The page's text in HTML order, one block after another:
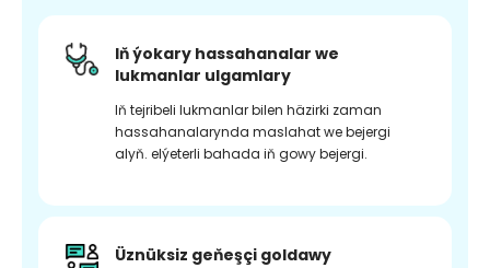
Iň ýokary hassahanalar we
lukmanlar ulgamlary
Iň tejribeli lukmanlar bilen häzirki zaman
hassahanalarynda maslahat we bejergi
alyň. elýeterli bahada iň gowy bejergi.
Üznüksiz geňeşçi goldawy